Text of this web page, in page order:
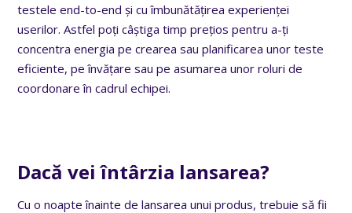
testele end-to-end și cu îmbunătățirea experienței
userilor. Astfel poți câștiga timp prețios pentru a-ți
concentra energia pe crearea sau planificarea unor teste
eficiente, pe învățare sau pe asumarea unor roluri de
coordonare în cadrul echipei.
Dacă vei întârzia lansarea?
Cu o noapte înainte de lansarea unui produs, trebuie să fii